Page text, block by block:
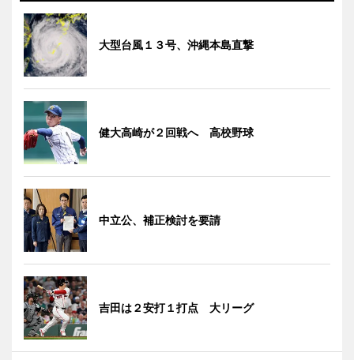
大型台風１３号、沖縄本島直撃
健大高崎が２回戦へ 高校野球
中立公、補正検討を要請
吉田は２安打１打点 大リーグ